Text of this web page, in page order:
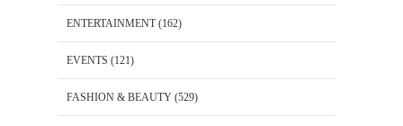
ENTERTAINMENT(162)
EVENTS (121)
FASHION & BEAUTY (529)